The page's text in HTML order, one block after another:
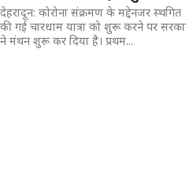
देहरादून: कोरोना संक्रमण के मद्देनजर स्थगित
की गई चारधाम यात्रा को शुरू करने पर
ने मंथन शुरू कर दिया है। प्रथम...